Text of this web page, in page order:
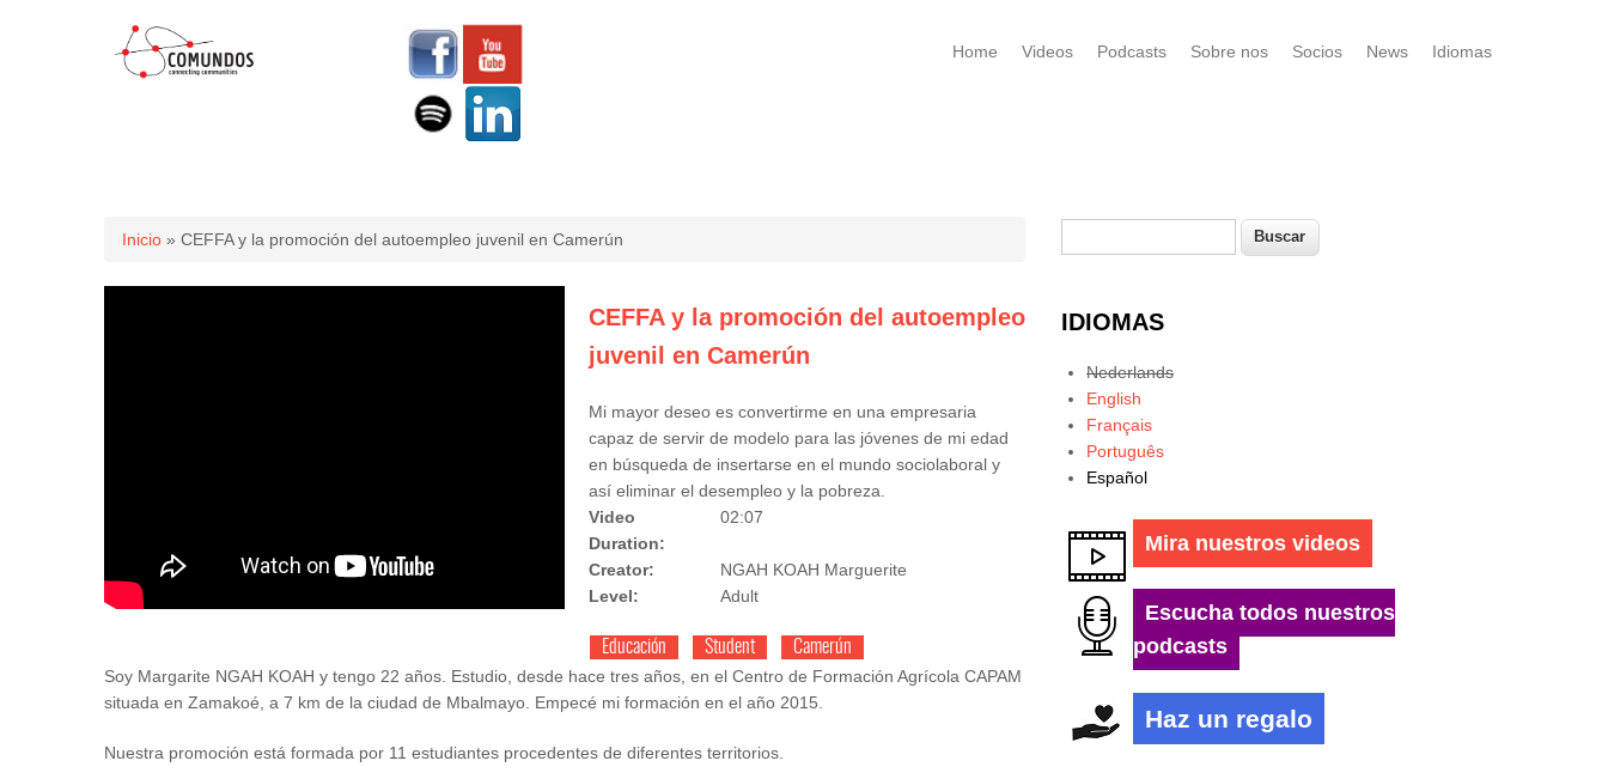
Home Videos Podcasts Sobre nos Socios News Idiomas
Usted está aquí
Inicio » CEFFA y la promoción del autoempleo juvenil en Camerún
CEFFA y la promoción del autoempleo
juvenil en Camerún
Mi mayor deseo es convertirme en una empresaria
capaz de servir de modelo para las jóvenes de mi edad
en búsqueda de insertarse en el mundo sociolaboral y
así eliminar el desempleo y la pobreza.
Video
Duration:
02:07
Creator:
NGAH KOAH Marguerite
Level:
Adult
Educación Student
Camerún
Soy Margarite NGAH KOAH y tengo 22 años. Estudio, desde hace tres años, en el Centro de Formación Agrícola CAPAM
situada en Zamakoé, a 7 km de la ciudad de Mbalmayo. Empecé mi formación en el año 2015.
Nuestra promoción está formada por 11 estudiantes procedentes de diferentes territorios.
Formulario de búsqueda
IDIOMAS
Nederlands
English
Français
Português
Español
Mira nuestros videos
Escucha todos nuestros
podcasts
Haz un regalo